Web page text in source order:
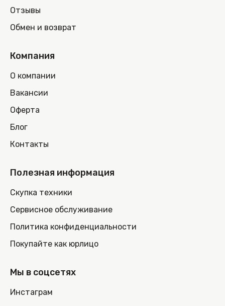
Отзывы
Обмен и возврат
Компания
О компании
Вакансии
Оферта
Блог
Контакты
Полезная информация
Скупка техники
Сервисное обслуживание
Политика конфиденциальности
Покупайте как юрлицо
Мы в соцсетях
Инстаграм